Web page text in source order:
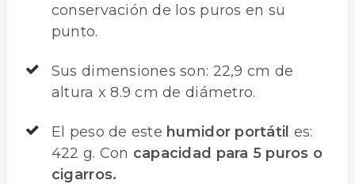
conservación de los puros en su
punto.
Sus dimensiones son: 22,9 cm de
altura x 8.9 cm de diámetro.
El peso de este humidor portátil es:
422 g. Con capacidad para 5 puros o
cigarros.